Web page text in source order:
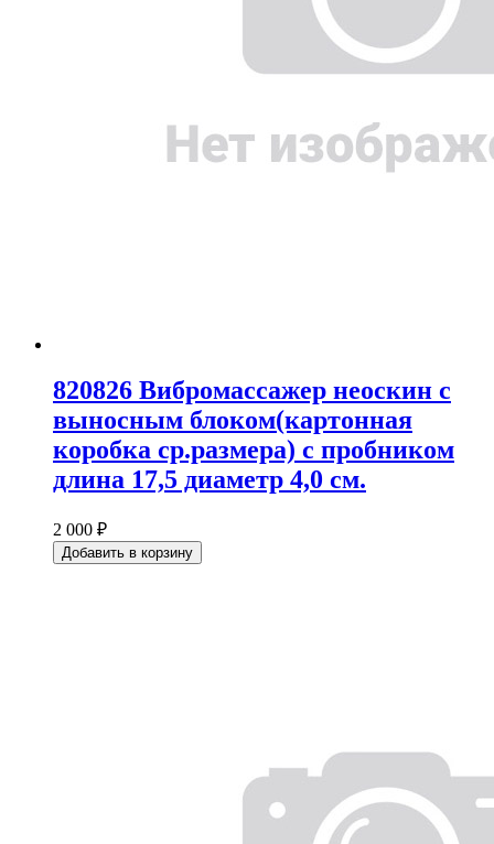
820826 Вибромассажер неоскин с
выносным блоком(картонная
коробка ср.размера) с пробником
длина 17,5 диаметр 4,0 см.
2 000 ₽
Добавить в корзину